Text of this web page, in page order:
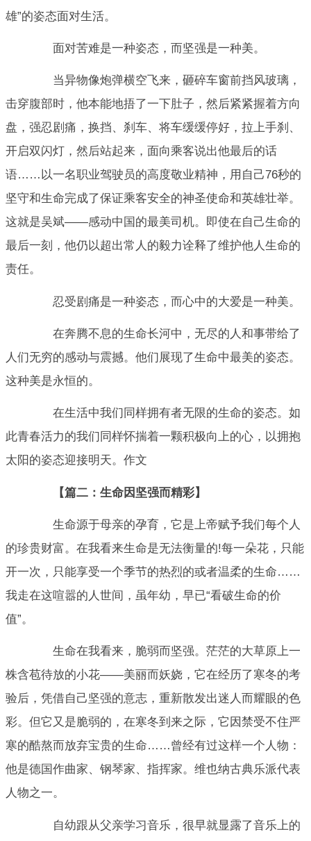
雄”的姿态面对生活。
面对苦难是一种姿态，而坚强是一种美。
当异物像炮弹横空飞来，砸碎车窗前挡风玻璃，
击穿腹部时，他本能地捂了一下肚子，然后紧紧握着方向
盘，强忍剧痛，换挡、刹车、将车缓缓停好，拉上手刹、
开启双闪灯，然后站起来，面向乘客说出他最后的话
语……以一名职业驾驶员的高度敬业精神，用自己76秒的
坚守和生命完成了保证乘客安全的神圣使命和英雄壮举。
这就是吴斌——感动中国的最美司机。即使在自己生命的
最后一刻，他仍以超出常人的毅力诠释了维护他人生命的
责任。
忍受剧痛是一种姿态，而心中的大爱是一种美。
在奔腾不息的生命长河中，无尽的人和事带给了
人们无穷的感动与震撼。他们展现了生命中最美的姿态。
这种美是永恒的。
在生活中我们同样拥有者无限的生命的姿态。如
此青春活力的我们同样怀揣着一颗积极向上的心，以拥抱
太阳的姿态迎接明天。作文
【篇二：生命因坚强而精彩】
生命源于母亲的孕育，它是上帝赋予我们每个人
的珍贵财富。在我看来生命是无法衡量的!每一朵花，只能
开一次，只能享受一个季节的热烈的或者温柔的生命……
我走在这喧嚣的人世间，虽年幼，早已“看破生命的价
值”。
生命在我看来，脆弱而坚强。茫茫的大草原上一
株含苞待放的小花——美丽而妖娆，它在经历了寒冬的考
验后，凭借自己坚强的意志，重新散发出迷人而耀眼的色
彩。但它又是脆弱的，在寒冬到来之际，它因禁受不住严
寒的酷熬而放弃宝贵的生命……曾经有过这样一个人物：
他是德国作曲家、钢琴家、指挥家。维也纳古典乐派代表
人物之一。
自幼跟从父亲学习音乐，很早就显露了音乐上的